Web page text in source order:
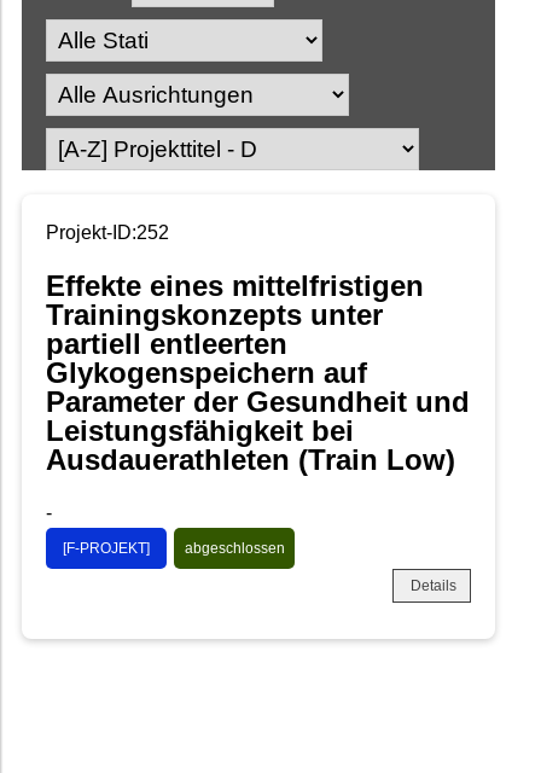
Projekt-ID:252
Effekte eines mittelfristigen
Trainingskonzepts unter
partiell entleerten
Glykogenspeichern auf
Parameter der Gesundheit und
Leistungsfähigkeit bei
Ausdauerathleten (Train Low)
-
[F-PROJEKT] abgeschlossen
Details